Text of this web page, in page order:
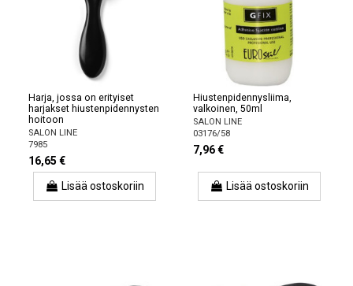
Harja, jossa on erityiset
harjakset hiustenpidennysten
hoitoon
SALON LINE
7985
16,65 €
Lisää ostoskoriin
Hiustenpidennysliima,
valkoinen, 50ml
SALON LINE
03176/58
7,96 €
Lisää ostoskoriin